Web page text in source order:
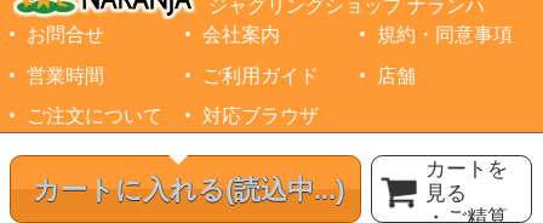
カートに入れる(読込中...)
カートを
見る
・ご精算
お問合せ
会社案内
規約・同意事項
営業時間
ご利用ガイド
店舗
ご注文について
対応ブラウザ
©1999-2026 NARANJA Inc. All Rights Reserved.